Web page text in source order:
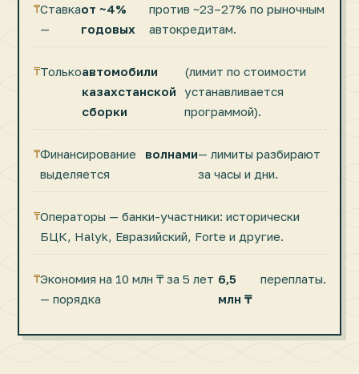
Ставка
—
от ~4%
годовых
против ~23–27% по рыночным
автокредитам.
Толькоавтомобили
казахстанской
сборки
(лимит по стоимости
устанавливается
программой).
Финансирование
выделяется
волнами— лимиты разбирают
за часы и дни.
Операторы — банки-участники: исторически
БЦК, Halyk, Евразийский, Forte и другие.
Экономия на 10 млн ₸ за 5 лет
— порядка
6,5
млн ₸
переплаты.